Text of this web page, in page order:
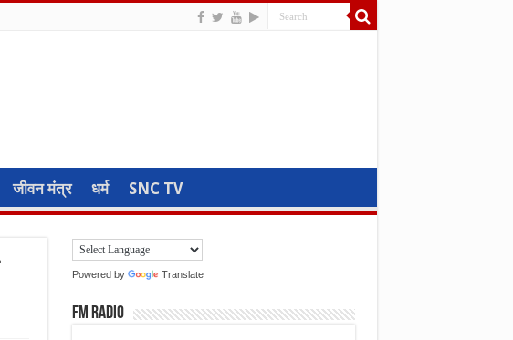
जीवन मंत्र धर्म SNC TV
Powered by Translate
FM Radio